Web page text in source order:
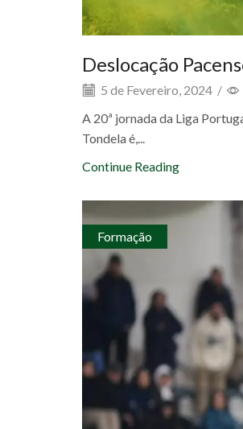
Deslocação
5 de Fevereiro, 2024 /
A 20ª jornada da Liga
Tondela é,...
Continue Reading
Formação